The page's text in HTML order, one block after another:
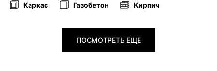
Каркас Газобетон Кирпич
ПОСМОТРЕТЬ ЕЩЕ